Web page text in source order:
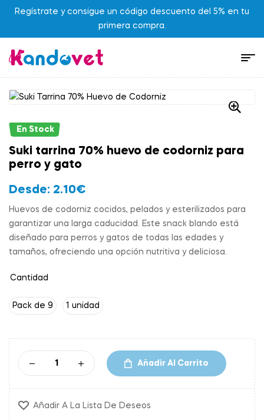
Regístrate y consigue un código descuento del 5% en tu
primera compra.
En Stock
Suki tarrina 70% huevo de codorniz para
perro y gato
Desde: 2.10€
Huevos de codorniz cocidos, pelados y esterilizados para
garantizar una larga caducidad. Este snack blando está
diseñado para perros y gatos de todas las edades y
tamaños, ofreciendo una opción nutritiva y deliciosa.
Cantidad
Pack de 9 1 unidad
Añadir Al Carrito
Añadir A La Lista De Deseos